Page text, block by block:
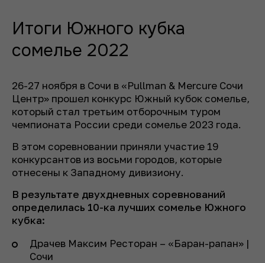
Итоги Южного кубка
сомелье 2022
26-27 ноября в Сочи в «Pullman & Mercure Сочи
Центр» прошел конкурс Южный кубок сомелье,
который стал третьим отборочным туром
чемпионата России среди сомелье 2023 года.
В этом соревновании приняли участие 19
конкурсантов из восьми городов, которые
отнесены к Западному дивизиону.
В результате двухдневных соревнований
определилась 10-ка лучших сомелье Южного
кубка:
Драчев Максим Ресторан – «Баран-рапан» |
Сочи